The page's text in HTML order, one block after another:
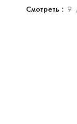
Смотреть 9